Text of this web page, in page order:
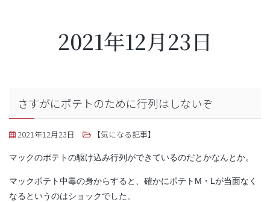
2021年12月23日
さすがにポテトのために行列はしないぞ
2021年12月23日 【気になる記事】
マックのポテトの駆け込み行列ができているのだとかなんとか。
マックポテト中毒の身からすると、確かにポテトM・Lが当面なく
なるというのはショックでした。